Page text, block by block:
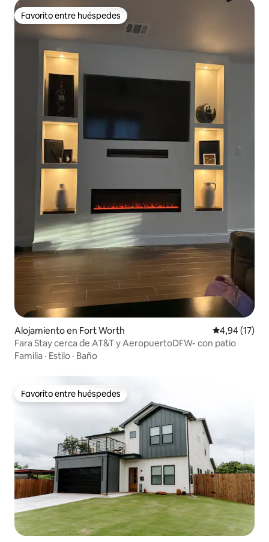
Favorito entre huéspedes
Favorito entre huéspedes
Alojamiento en Fort Worth Calificación
4,94 (17)
Fara Stay cerca de AT&T y AeropuertoDFW- con patio
Familia · Estilo · Baño
Favorito entre huéspedes
Favorito entre huéspedes